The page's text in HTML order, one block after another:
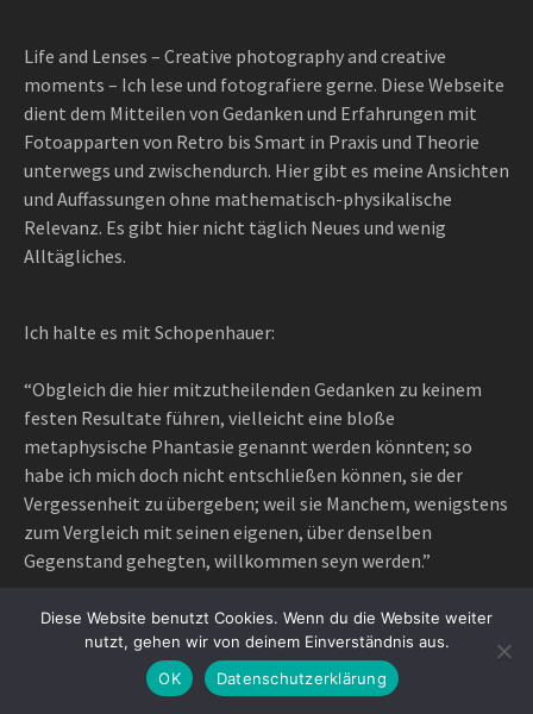
Life and Lenses – Creative photography and creative
moments – Ich lese und fotografiere gerne. Diese Webseite
dient dem Mitteilen von Gedanken und Erfahrungen mit
Fotoapparten von Retro bis Smart in Praxis und Theorie
unterwegs und zwischendurch. Hier gibt es meine Ansichten
und Auffassungen ohne mathematisch-physikalische
Relevanz. Es gibt hier nicht täglich Neues und wenig
Alltägliches.
Ich halte es mit Schopenhauer:
“Obgleich die hier mitzutheilenden Gedanken zu keinem
festen Resultate führen, vielleicht eine bloße
metaphysische Phantasie genannt werden könnten; so
habe ich mich doch nicht entschließen können, sie der
Vergessenheit zu übergeben; weil sie Manchem, wenigstens
zum Vergleich mit seinen eigenen, über denselben
Gegenstand gehegten, willkommen seyn werden.”
Proudly powered by WordPress|Theme: Awaken Pro by
Diese Website benutzt Cookies. Wenn du die Website weiter
nutzt, gehen wir von deinem Einverständnis aus.
OK
Datenschutzerklärung